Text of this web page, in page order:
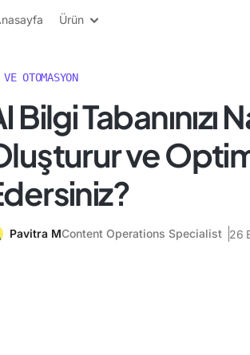
Blog Ürün
OTOMASYON
Bilgi Tabanınızı
ve
Pavitra MContent Operations Specialist 26